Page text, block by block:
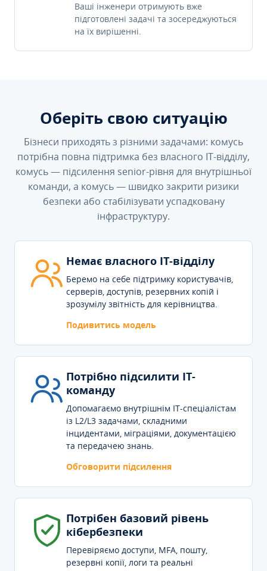
Ваші інженери отримують вже
підготовлені задачі та зосереджуються
на їх вирішенні.
Оберіть свою ситуацію
Бізнеси приходять з різними задачами: комусь
потрібна повна підтримка без власного IT-відділу,
комусь — підсилення senior-рівня для внутрішньої
команди, а комусь — швидко закрити ризики
безпеки або стабілізувати успадковану
інфраструктуру.
Немає власного IT-відділу
Беремо на себе підтримку користувачів,
серверів, доступів, резервних копій і
зрозумілу звітність для керівництва.
Подивитись модель
Потрібно підсилити IT-
команду
Допомагаємо внутрішнім IT-спеціалістам
із L2/L3 задачами, складними
інцидентами, міграціями, документацією
та передачею знань.
Обговорити підсилення
Потрібен базовий рівень
кібербезпеки
Перевіряємо доступи, MFA, пошту,
резервні копії, логи та реальні